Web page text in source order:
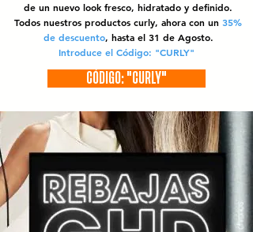
de un nuevo look fresco, hidratado y definido.
Todos nuestros productos curly, ahora con un 35%
de descuento, hasta el 31 de Agosto.
Introduce el Código: "CURLY"
CÓDIGO: "CURLY"